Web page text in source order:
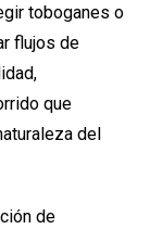
toboganes o
flujos de
que
del
de